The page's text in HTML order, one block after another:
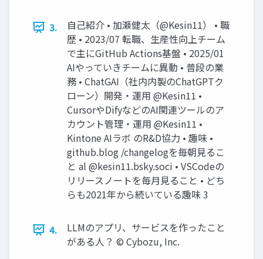
3.
自己紹介 • 加瀬健太（@Kesin11） • 職
歴 • 2023/07 転職、生産性向上チーム
で主にGitHub Actions基盤 • 2025/01
AIやっていきチームに異動 • 普段の業
務 • ChatGAI（社内内製のChatGPTク
ローン）開発・運用 @Kesin11 •
CursorやDifyなどのAI関連ツールのア
カウント管理・運用 @Kesin11 •
Kintone AIラボ のR&D協力 • 趣味 •
github.blog /changelogを毎朝見るこ
と al @kesin11.bsky.soci • VSCodeの
リリースノートを毎月見ること • どち
らも2021年から続いている趣味 3
4.
LLMのアプリ、サービスを作ったこと
がある人？ ©️ Cybozu, Inc.